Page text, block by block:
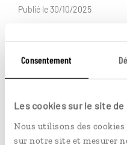
Consentement
Les cookies sur le site
Nous utilisons des
sur notre site et mesurer
où sur place et c’est très
également les sorties
beau voyage !
Publié le 30/10/2025
52 ans, SAINT GERMAIN DE